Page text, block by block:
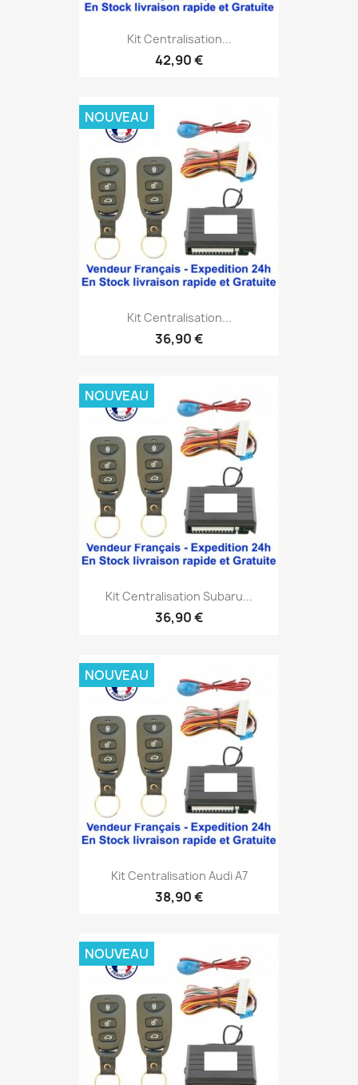
Kit Centralisation...
42,90 €
Kit Centralisation...
36,90 €
NOUVEAU
Kit Centralisation Subaru...
36,90 €
NOUVEAU
Kit Centralisation Audi A7
38,90 €
NOUVEAU
NOUVEAU